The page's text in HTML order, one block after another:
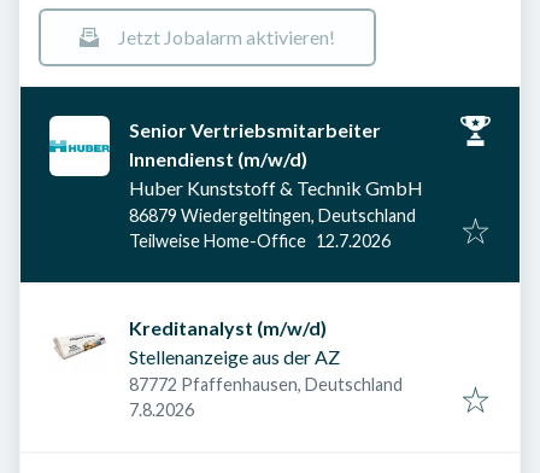
Jetzt Jobalarm aktivieren!
Senior Vertriebsmitarbeiter
Innendienst (m/w/d)
Huber Kunststoff & Technik GmbH
86879 Wiedergeltingen, Deutschland
Teilweise Home-Office Veröffentlicht am
12.7.2026
Kreditanalyst (m/w/d)
Stellenanzeige aus der AZ
87772 Pfaffenhausen, Deutschland
Veröffentlicht am
7.8.2026